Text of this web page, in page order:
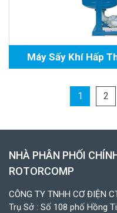
Máy Sấy Khí Hấp
1 2
NHÀ PHÂN PHỐI
ROTORCOMP
CÔNG TY TNHH CƠ ĐIỆN
Trụ Sở : Số 108 phố Hồng